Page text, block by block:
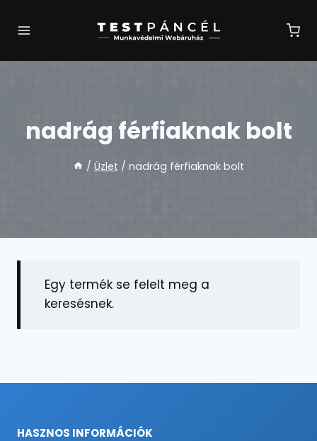
nadrág férfiaknak bolt
/ Üzlet / nadrág férfiaknak bolt
Egy termék se felelt meg a
keresésnek.
HASZNOS INFORMÁCIÓK